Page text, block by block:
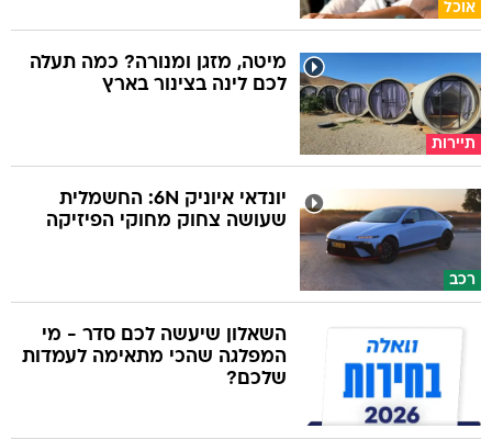
אוכל
תיירות
מיטה, מזגן ומנורה? כמה תעלה
לכם לינה בצינור בארץ
רכב
יונדאי איוניק 6N: החשמלית
שעושה צחוק מחוקי הפיזיקה
השאלון שיעשה לכם סדר - מי
המפלגה שהכי מתאימה לעמדות
שלכם?